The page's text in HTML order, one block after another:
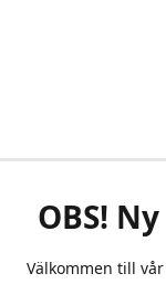
OBS!
Välkommen till